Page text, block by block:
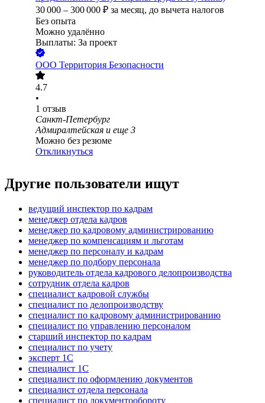
30 000 – 300 000 ₽ за месяц, до вычета налогов
Без опыта
Можно удалённо
Выплаты: За проект
ООО Территория Безопасности
4.7
•
1 отзыв
Санкт-Петербург
Адмиралтейская и еще 3
Можно без резюме
Откликнуться
Другие пользователи ищут
ведущий инспектор по кадрам
менеджер отдела кадров
менеджер по кадровому администрированию
менеджер по компенсациям и льготам
менеджер по персоналу и кадрам
менеджер по подбору персонала
руководитель отдела кадрового делопроизводства
сотрудник отдела кадров
специалист кадровой службы
специалист по делопроизводству
специалист по кадровому администрированию
специалист по управлению персоналом
старший инспектор по кадрам
специалист по учету
эксперт 1С
специалист 1С
специалист по оформлению документов
специалист отдела персонала
специалист по документообороту